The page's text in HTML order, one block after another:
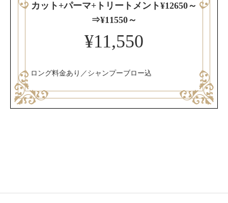
カット+パーマ+トリートメント¥12650～
⇒¥11550～
¥11,550
ロング料金あり／シャンプーブロー込